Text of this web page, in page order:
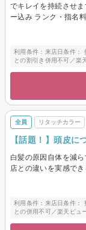
でキレイを持続させ
ー込み ランク・指名料
利用条件：来店日条件：
との割引き併用不可／楽
全員 リタッチカラー
【話題！】頭皮
白髪の原因自体を減
店との違いを実感で
利用条件：来店日条件：
との併用不可／楽天ビュ